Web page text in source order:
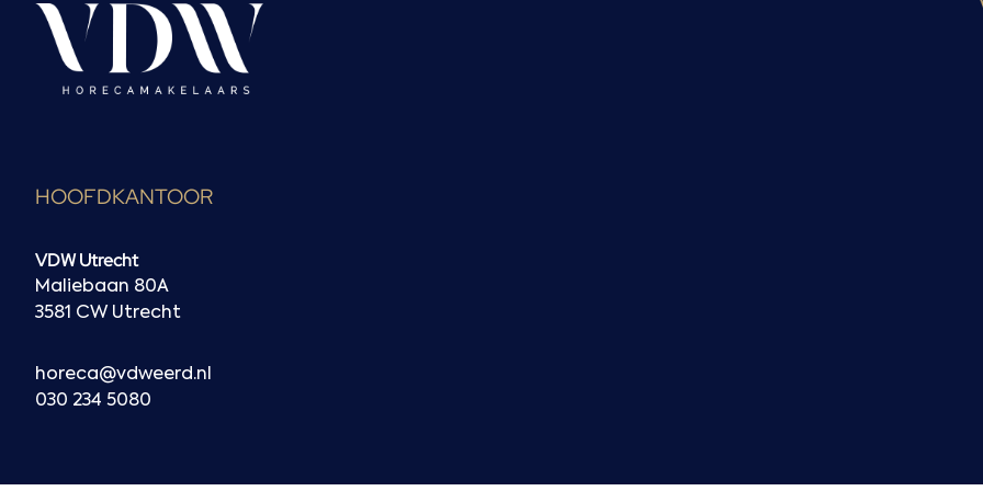
HOOFDKANTOOR
VDW Utrecht
Maliebaan 80A
3581 CW Utrecht
horeca@vdweerd.nl
030 234 5080